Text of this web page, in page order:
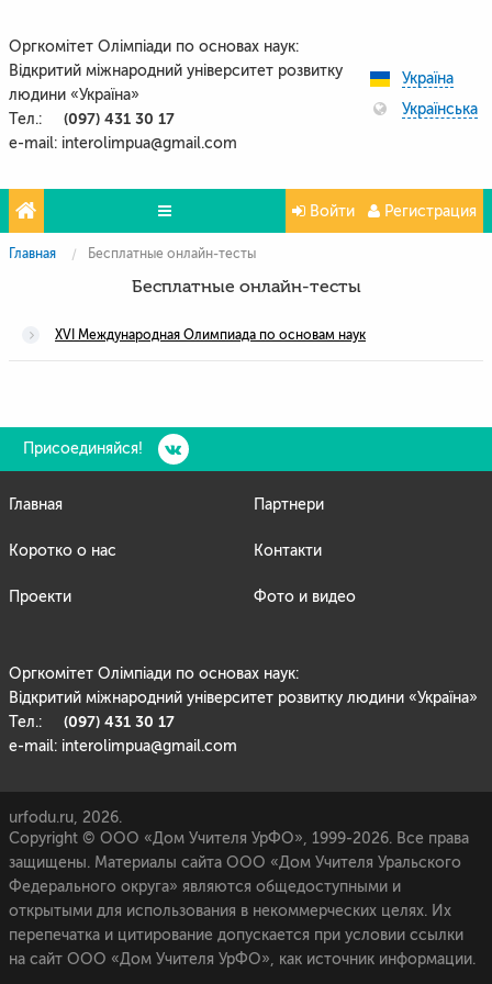
Оргкомітет Олімпіади по основах наук:
Відкритий міжнародний університет розвитку
людини «Україна»
Тел.: (097) 431 30 17
e-mail: interolimpua@gmail.com
Україна
Українська
Проекти
Контакти
Войти Регистрация
Главная Бесплатные онлайн-тесты
Бесплатные онлайн-тесты
XVI Международная Олимпиада по основам наук
Присоединяйся!
Главная
Коротко о нас
Проекти
Партнери
Контакти
Фото и видео
Оргкомітет Олімпіади по основах наук:
Відкритий міжнародний університет розвитку людини «Україна»
Тел.: (097) 431 30 17
e-mail: interolimpua@gmail.com
urfodu.ru, 2026.
Copyright © ООО «Дом Учителя УрФО», 1999-2026. Все права
защищены. Материалы сайта ООО «Дом Учителя Уральского
Федерального округа» являются общедоступными и
открытыми для использования в некоммерческих целях. Их
перепечатка и цитирование допускается при условии ссылки
на сайт ООО «Дом Учителя УрФО», как источник информации.